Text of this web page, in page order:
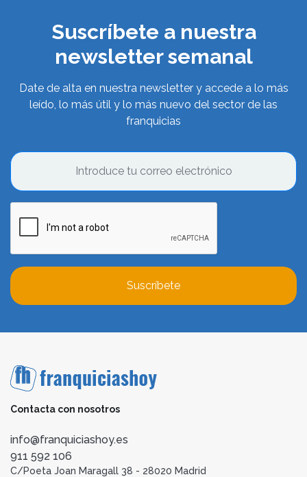
Suscríbete a nuestra
newsletter semanal
Date de alta en nuestra newsletter y accede a lo más
leído, lo más útil y lo más nuevo del sector de las
franquicias
Suscríbete
Contacta con nosotros
info@franquiciashoy.es
911 592 106
C/Poeta Joan Maragall 38 - 28020 Madrid